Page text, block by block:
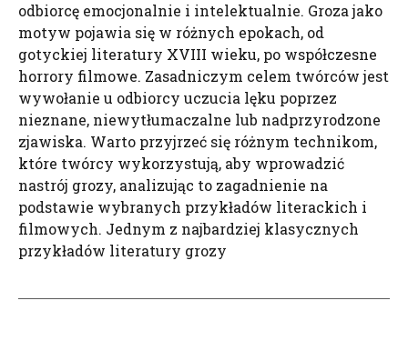
odbiorcę emocjonalnie i intelektualnie. Groza jako
motyw pojawia się w różnych epokach, od
gotyckiej literatury XVIII wieku, po współczesne
horrory filmowe. Zasadniczym celem twórców jest
wywołanie u odbiorcy uczucia lęku poprzez
nieznane, niewytłumaczalne lub nadprzyrodzone
zjawiska. Warto przyjrzeć się różnym technikom,
które twórcy wykorzystują, aby wprowadzić
nastrój grozy, analizując to zagadnienie na
podstawie wybranych przykładów literackich i
filmowych. Jednym z najbardziej klasycznych
przykładów literatury grozy